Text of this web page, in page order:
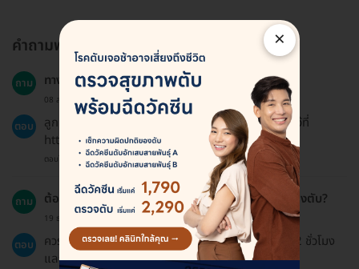
คำถามพบบ่อย
ถาม ทาง HDmall มีนโยบายการคืนเงินอย่างไร?
08 ส.ค. 2023
ตอบ
ลูกค้าสามารถขอคืนเงินได้ตามนโยบายการคืนเงินที่ระบุไว้ที่
https://hdmall.co.th/c/refund-policy-hdmall.
ตอบโดยทีมงาน HD
ถาม ต้องเตรียมตัวอย่างไรบ้างก่อนการตรวจการทำงานของตับ?
19 ธ.ค. 2024
ตอบ
ควรงดอาหารและเครื่องดื่มก่อนการตรวจประมาณ 8-12 ชั่วโมง
และควรแจ้งแพทย์เกี่ยวกับยาหรืออาหารเสริมที่ทานอยู่.
×